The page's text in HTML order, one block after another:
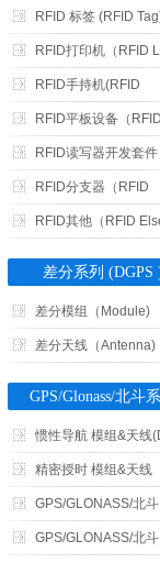
RFID 标签 (RFID
RFID打印机（RFID
Printer）
RFID手持机(RFID
Handset)
RFID平板设备（RFID
Tablet Device）
RFID读写器开发套件
RFID分支器（RFID
multiplexers）
RFID其他（RFID
差分系列 (DGPS
差分模组（Module)
差分天线（Antenna)
GPS/Glonass/北斗
惯性导航 模组&天线
GPS Module &
精密授时 模组&天线
(Timing Module &
GPS/GLONASS/北
天线 (GPS/
GPS/GLONASS/北